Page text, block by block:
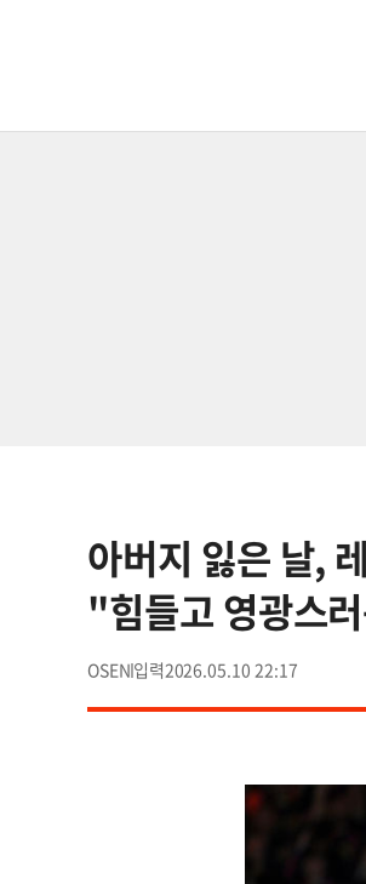
아버지 잃은 날,
"힘들고 영광스
OSEN 2026.05.10 22:17